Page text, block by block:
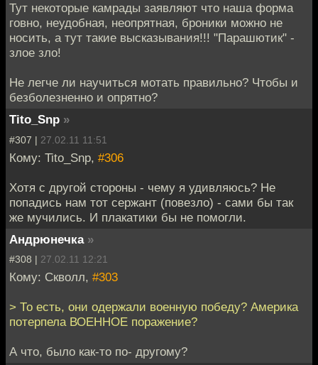
Тут некоторые камрады заявляют что наша форма
говно, неудобная, неопрятная, броники можно не
носить, а тут такие высказывания!!! "Парашютик" -
злое зло!
Не легче ли научиться мотать правильно? Чтобы и
безболезненно и опрятно?
Tito_Snp »
#307 | 27.02.11 11:51
Кому: Tito_Snp, #306
Хотя с другой стороны - чему я удивляюсь? Не
попадись нам тот сержант (повезло) - сами бы так
же мучились. И плакатики бы не помогли.
Андрюнечка »
#308 | 27.02.11 12:21
Кому: Скволл, #303
> То есть, они одержали военную победу? Америка
потерпела ВОЕННОЕ поражение?
А что, было как-то по- другому?